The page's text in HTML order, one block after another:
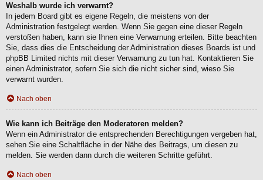
Weshalb wurde ich verwarnt?
In jedem Board gibt es eigene Regeln, die meistens von der
Administration festgelegt werden. Wenn Sie gegen eine dieser Regeln
verstoßen haben, kann sie Ihnen eine Verwarnung erteilen. Bitte beachten
Sie, dass dies die Entscheidung der Administration dieses Boards ist und
phpBB Limited nichts mit dieser Verwarnung zu tun hat. Kontaktieren Sie
einen Administrator, sofern Sie sich die nicht sicher sind, wieso Sie
verwarnt wurden.
Nach oben
Wie kann ich Beiträge den Moderatoren melden?
Wenn ein Administrator die entsprechenden Berechtigungen vergeben hat,
sehen Sie eine Schaltfläche in der Nähe des Beitrags, um diesen zu
melden. Sie werden dann durch die weiteren Schritte geführt.
Nach oben